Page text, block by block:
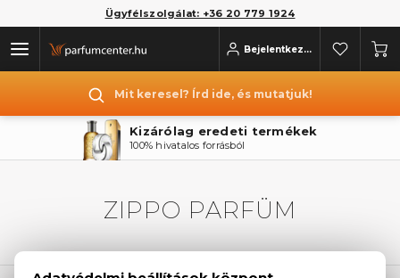
Ügyfélszolgálat: +36 20 779 1924
Bejelentkezés
Mit keresel? Írd ide, és mutatjuk!
Kizárólag eredeti termékek
100% hivatalos forrásból
ZIPPO PARFÜM